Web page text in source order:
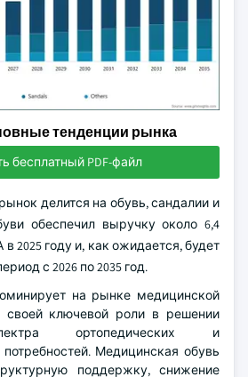
тенденции рынка
бесплатный PDF-файл
делится на обувь, сандалии и
обеспечил выручку около 6,4
2025 году и, как ожидается, будет
с 2026 по 2035 год.
на рынке медицинской
своей ключевой роли в решении
ортопедических и
потребностей. Медицинская обувь
поддержку, снижение